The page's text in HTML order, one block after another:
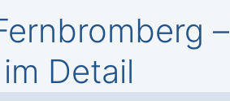
–
im Detail